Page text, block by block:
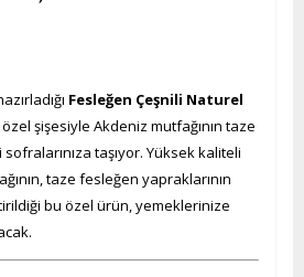
Fesleğen Çeşnili Naturel
özel şişesiyle Akdeniz mutfağının taze
taşıyor. Yüksek kaliteli
taze fesleğen yapraklarının
bu özel ürün, yemeklerinize